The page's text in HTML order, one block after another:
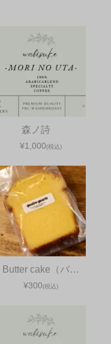
森ノ詩
¥1,000(税込)
Butter cake（バ…
¥300(税込)